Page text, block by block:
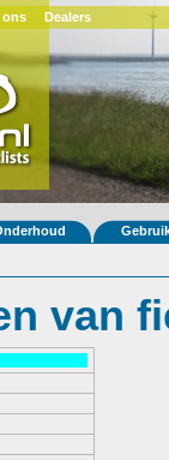
ons Dealers
van